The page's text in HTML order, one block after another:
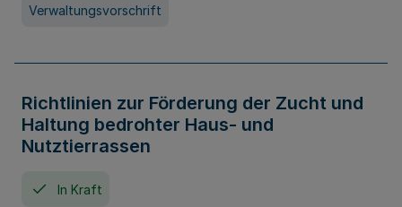
Verwaltungsvorschrift
Richtlinien zur Förderung der Zucht und
Haltung bedrohter Haus- und
Nutztierrassen
In Kraft